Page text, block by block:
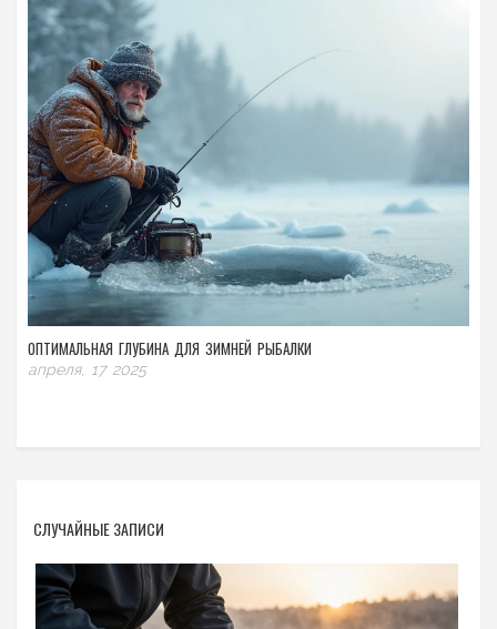
ОПТИМАЛЬНАЯ ГЛУБИНА ДЛЯ ЗИМНЕЙ РЫБАЛКИ
апреля, 17 2025
СЛУЧАЙНЫЕ ЗАПИСИ